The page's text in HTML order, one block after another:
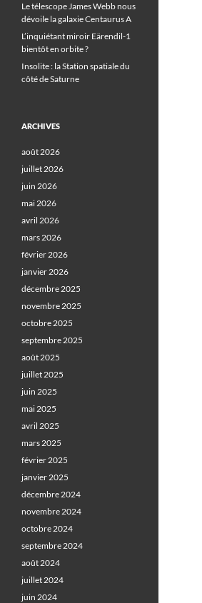
Le télescope James Webb nous
dévoile la galaxie Centaurus A
L’inquiétant miroir Eärendil-1
bientôt en orbite ?
Insolite : la Station spatiale du
côté de Saturne
ARCHIVES
août 2026
juillet 2026
juin 2026
mai 2026
avril 2026
mars 2026
février 2026
janvier 2026
décembre 2025
novembre 2025
octobre 2025
septembre 2025
août 2025
juillet 2025
juin 2025
mai 2025
avril 2025
mars 2025
février 2025
janvier 2025
décembre 2024
novembre 2024
octobre 2024
septembre 2024
août 2024
juillet 2024
juin 2024